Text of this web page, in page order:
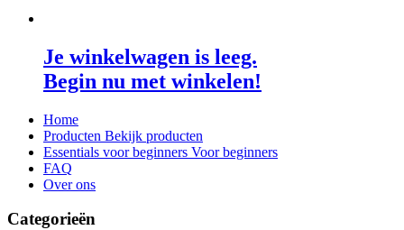
Je winkelwagen is leeg.
Begin nu met winkelen!
Home
Producten Bekijk producten
Essentials voor beginners Voor beginners
FAQ
Over ons
Categorieën